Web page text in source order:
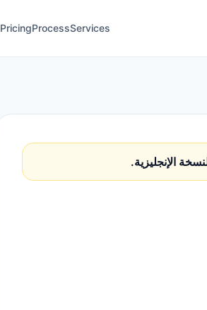
Services
Process
Pricing
الإنجليزية.